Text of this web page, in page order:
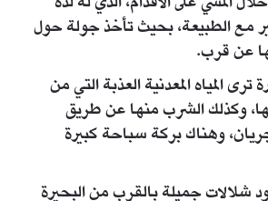
مع الطبيعة، بحيث تأخذ جولة حول
عن قرب.
ترى المياه المعدنية العذبة التي من
وكذلك الشرب منها عن طريق
وهناك بركة سباحة كبيرة
شلالات جميلة بالقرب من البحيرة